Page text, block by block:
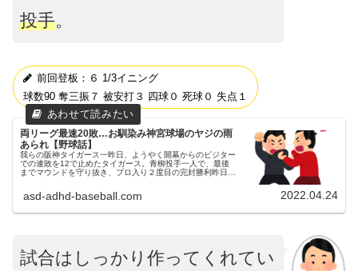
投手。
前回登板：６ 1/3イニング
球数90 奪三振７ 被安打３ 四球０ 死球０ 失点１
両リーグ最速20敗…お馴染み神宮球場のヤジの雨
あられ【野球話】
我らの阪神タイガース一昨日、ようやく開幕からのビジター
での連敗を12で止めたタイガース。青柳投手一人で、最後
までマウンドを守り抜き、プロ入り２度目の完封勝利昨日
昨日（4/23）も、神...
asd-adhd-baseball.com 2022.04.24
試合はしっかり作ってくれてい